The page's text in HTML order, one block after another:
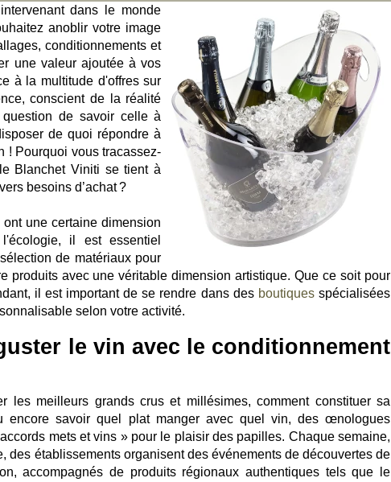
dans le monde
anoblir votre image
conditionnements et
une valeur ajoutée à vos
à la multitude d'offres sur
conscient de la réalité
de savoir celle à
de quoi répondre à
! Pourquoi vous tracassez-
Blanchet Viniti se tient à
besoins d’achat ?
une certaine dimension
il est essentiel
de matériaux pour
produits avec une véritable dimension artistique. Que ce soit pour
il est important de se rendre dans des boutiquesspécialisées
selon votre activité.
le vin avec le conditionnement
les meilleurs grands crus et millésimes, comment constituer sa
encore savoir quel plat manger avec quel vin, des œnologues
mets et vins » pour le plaisir des papilles. Chaque semaine,
des établissements organisent des événements de découvertes de
accompagnés de produits régionaux authentiques tels que le